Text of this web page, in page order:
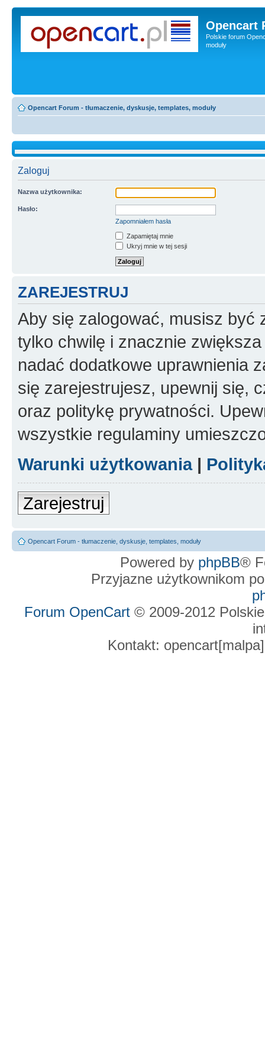
Opencart
Polskie forum
moduły
Opencart Forum - tłumaczenie, dyskusje, templates, moduły
Zaloguj
Nazwa użytkownika:
Hasło:
Zapomniałem hasła
Zapamiętaj mnie
Ukryj mnie w tej sesji
ZAREJESTRUJ
Aby się zalogować, musisz być
tylko chwilę i znacznie
nadać dodatkowe uprawnienia
się zarejestrujesz, upewnij się,
oraz politykę prywatności.
wszystkie regulaminy
Warunki użytkowania|
Zarejestruj
Opencart Forum - tłumaczenie, dyskusje, templates, moduły
Powered by phpBB®
Przyjazne użytkownikom
Forum OpenCart © 2009-2012
Kontakt: